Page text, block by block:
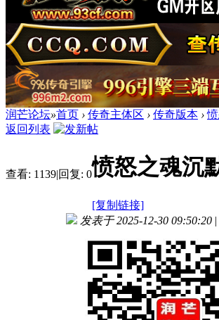
润芒论坛»首页 › 传奇主体区 › 传奇版本 ›
返回列表
查看: 1139|回复: 0愤怒之魂沉
[复制链接]
发表于 2025-12-30 09:50:20 |